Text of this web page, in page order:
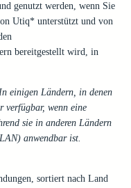
genutzt werden, wenn Sie
Utiq* unterstützt und von
bereitgestellt wird, in
einigen Ländern, in denen
wenn eine
sie in anderen Ländern
anwendbar ist.
sortiert nach Land